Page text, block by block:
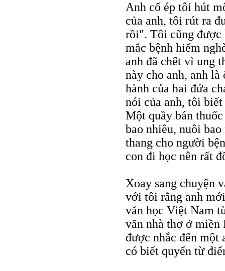
Anh cố ép tôi hút
của anh, tôi rút ra
rồi". Tôi cũng được
mắc bệnh hiểm
anh đã chết vì ung
này cho anh, anh
hành của hai đứa
nói của anh, tôi
Một quầy bán
bao nhiêu, nuôi
thang cho người
con đi học nên rất
Xoay sang chuyện
với tôi rằng anh
văn học Việt Nam
văn nhà thơ ở miền
được nhắc đến
có biết quyển từ